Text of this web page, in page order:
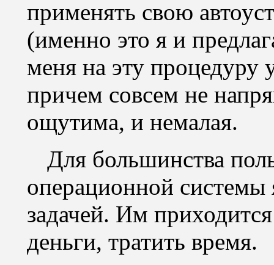
применять свою
(именно это я и
меня на эту процедуру
причем совсем не
ощутима, и немалая.
Для большинства
операционной системы
задачей. Им
деньги, тратить время.